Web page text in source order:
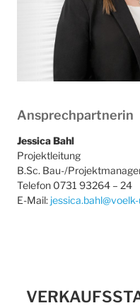
Ansprechpartnerin
Jessica Bahl
Projektleitung
B.Sc. Bau-/
Telefon 0731 93264 – 24
E-Mail: